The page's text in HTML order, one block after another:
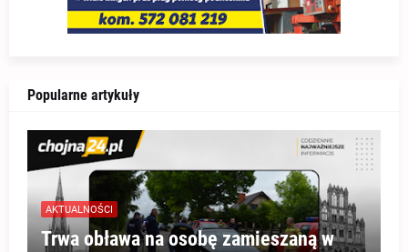
Popularne artykuły
AKTUALNOŚCI
Trwa obława na osobę zamieszaną w